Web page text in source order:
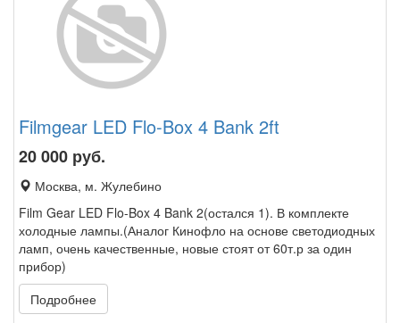
Filmgear LED Flo-Box 4 Bank 2ft
20 000 руб.
Москва, м. Жулебино
Film Gear LED Flo-Box 4 Bank 2(остался 1). В комплекте
холодные лампы.(Аналог Кинофло на основе светодиодных
ламп, очень качественные, новые стоят от 60т.р за один
прибор)
Подробнее